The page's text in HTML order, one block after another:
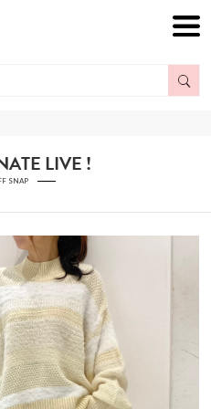
LIVE !
SNAP